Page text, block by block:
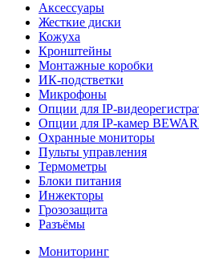
Аксессуары
Жесткие диски
Кожуха
Кронштейны
Монтажные коробки
ИК-подстветки
Микрофоны
Опции для IP-
Опции для IP-камер
Охранные мониторы
Пульты управления
Термометры
Блоки питания
Инжекторы
Грозозащита
Разъёмы
Мониторинг